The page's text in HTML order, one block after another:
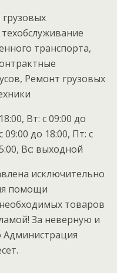
грузовых
транспорта,
Ремонт грузовых
Вт: с 09:00 до
09:00 до 18:00, Пт: с
Вс: выходной
исключительно
помощи
товаров
За неверную и